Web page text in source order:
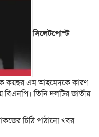
সিলেটপোস্ট
কয়ছর এম আহমেদকে কারণ
বিএনপি। তিনি দলটির জাতীয়
চিঠি পাঠানো খবর